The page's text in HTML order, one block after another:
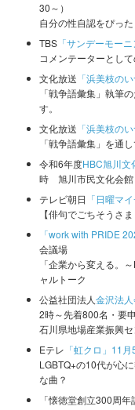
30～）
自分の性自認をぴっ
TBS 「サンデーモー
コメンテーターとして
文化放送 「浜美枝の
「戦争語彙集」執筆
す。
文化放送 「浜美枝の
「戦争語彙集」を通
令和6年度HBC旭川文
時 旭川市民文化会館
テレビ朝日 「日曜マ
【俳句でごちそうさ
「work with PRIDE
会議場
「企業から変える。
ャルトーク
公益社団法人金沢法
2時～先着800名・要
石川県地場産業振興
Eテレ 「虹クロ」11
LGBTQ+の10代が心
な曲？
「懐徳堂創立300周